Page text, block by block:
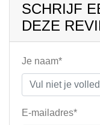
SCHRIJF
DEZE
Je naam*
E-mailadres*